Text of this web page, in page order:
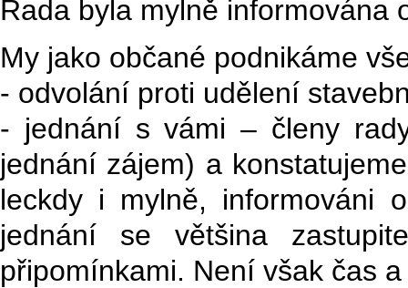
Rada byla mylně informována
My jako občané podnikáme
- odvolání proti udělení
- jednání s vámi – členy
jednání zájem) a
leckdy i mylně, informováni
jednání se většina
připomínkami. Není však čas